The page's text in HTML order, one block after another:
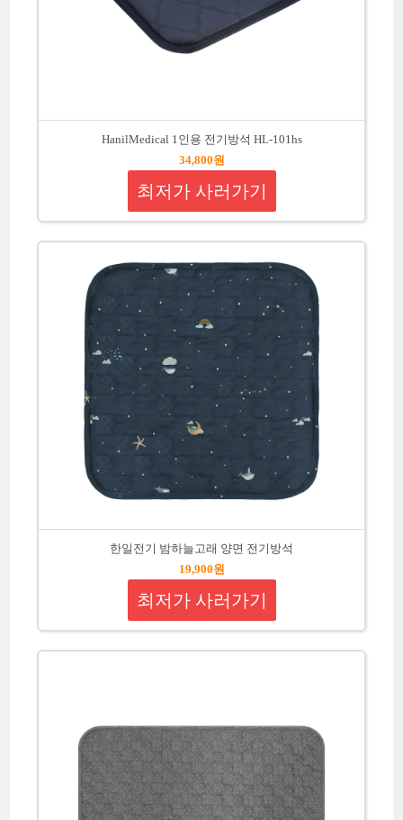
HanilMedical 1인용 전기방석 HL-101hs
34,800원
최저가 사러가기
한일전기 밤하늘고래 양면 전기방석
19,900원
최저가 사러가기